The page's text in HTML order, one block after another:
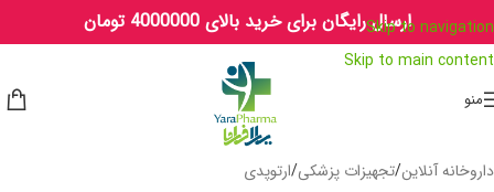
Skip to navigation
Skip to main content
ارسال رایگان برای خرید بالای 4000000 تومان
منو
داروخانه آنلاین/تجهیزات پزشکی/ارتوپدی